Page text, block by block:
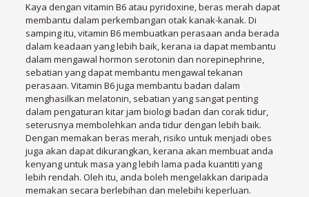
Kaya dengan vitamin B6 atau pyridoxine, beras merah dapat
membantu dalam perkembangan otak kanak-kanak. Di
samping itu, vitamin B6 membuatkan perasaan anda berada
dalam keadaan yang lebih baik, kerana ia dapat membantu
dalam mengawal hormon serotonin dan norepinephrine,
sebatian yang dapat membantu mengawal tekanan
perasaan. Vitamin B6 juga membantu badan dalam
menghasilkan melatonin, sebatian yang sangat penting
dalam pengaturan kitar jam biologi badan dan corak tidur,
seterusnya membolehkan anda tidur dengan lebih baik.
Dengan memakan beras merah, risiko untuk menjadi obes
juga akan dapat dikurangkan, kerana akan membuat anda
kenyang untuk masa yang lebih lama pada kuantiti yang
lebih rendah. Oleh itu, anda boleh mengelakkan daripada
memakan secara berlebihan dan melebihi keperluan.